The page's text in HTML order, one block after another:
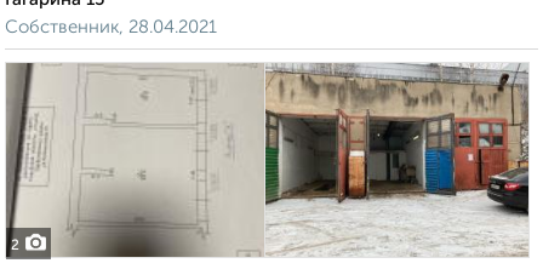
Собственник, 28.04.2021
2